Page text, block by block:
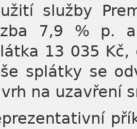
služby
7,9 % p.
13 035 Kč,
splátky se
na uzavření